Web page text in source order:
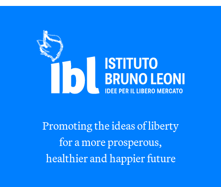
Promoting the ideas of liberty
for a more prosperous,
healthier and happier future